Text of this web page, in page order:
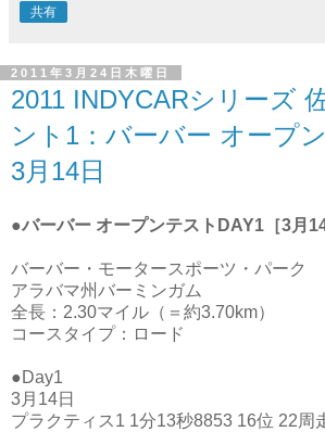
共有
2011年3月24日木曜日
2011 INDYCARシリーズ
ント1：バーバー オープ
3月14日
●バーバー オープンテストDAY1［3月14
バーバー・モータースポーツ・パーク
アラバマ州バーミンガム
全長：2.30マイル（＝約3.70km）
コースタイプ：ロード
●Day1
3月14日
プラクティス1 1分13秒8853 16位 22周